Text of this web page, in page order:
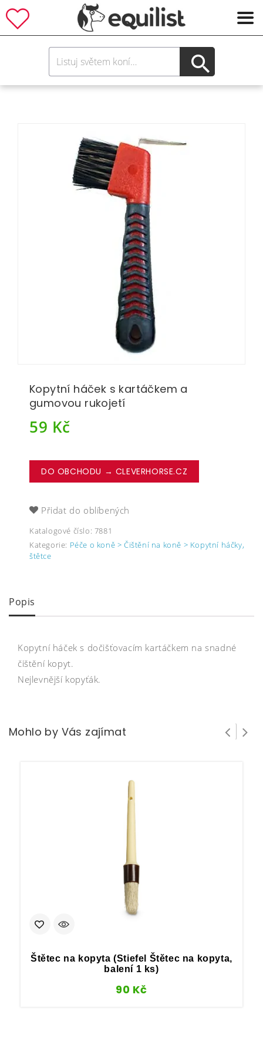
Kopytní háček s kartáčkem a
gumovou rukojetí
59 Kč
DO OBCHODU → CLEVERHORSE.CZ
Přidat do oblíbených
Katalogové číslo: 7881
Kategorie: Péče o koně > Čištění na koně > Kopytní háčky,
štětce
Popis
Kopytní háček s dočišťovacím kartáčkem na snadné
čištění kopyt.
Nejlevnější kopyťák.
Mohlo by Vás zajímat
Štětec na kopyta (Stiefel Štětec na kopyta,
balení 1 ks)
90 Kč